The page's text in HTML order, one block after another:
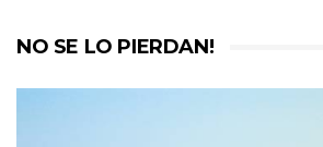
NO SE LO PIERDAN!